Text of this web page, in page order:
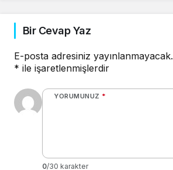
Bir Cevap Yaz
E-posta adresiniz yayınlanmayacak.
* ile işaretlenmişlerdir
YORUMUNUZ *
0/30 karakter